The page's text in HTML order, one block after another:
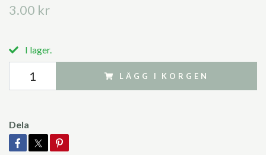
3.00 kr
I lager.
LÄGG I KORGEN
Dela